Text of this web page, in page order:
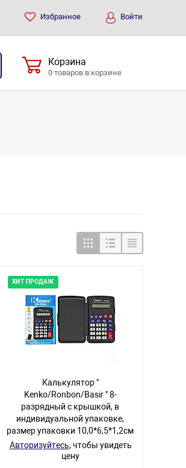
Избранное Войти
Корзина
0 товаров в корзине
ХИТ ПРОДАЖ
Калькулятор "
Kenko/Ronbon/Basir " 8-
разрядный с крышкой, в
индивидуальной упаковке,
размер упаковки 10,0*6,5*1,2см
Авторизуйтесь, чтобы увидеть
цену